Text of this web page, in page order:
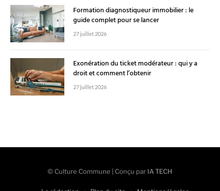
Formation diagnostiqueur immobilier : le
guide complet pour se lancer
27 juillet 2026
Exonération du ticket modérateur : qui y a
droit et comment l’obtenir
27 juillet 2026
© Culture Commune | Conçu par IA TECH